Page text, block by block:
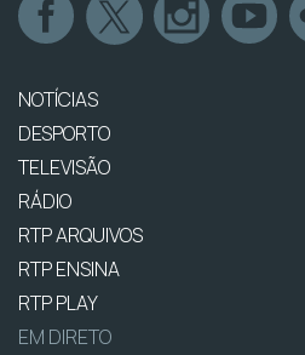
NOTÍCIAS
DESPORTO
TELEVISÃO
RÁDIO
RTP ARQUIVOS
RTP ENSINA
RTP PLAY
EM DIRETO